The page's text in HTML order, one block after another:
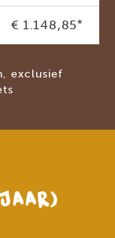
€ 1.148,85*
exclusief